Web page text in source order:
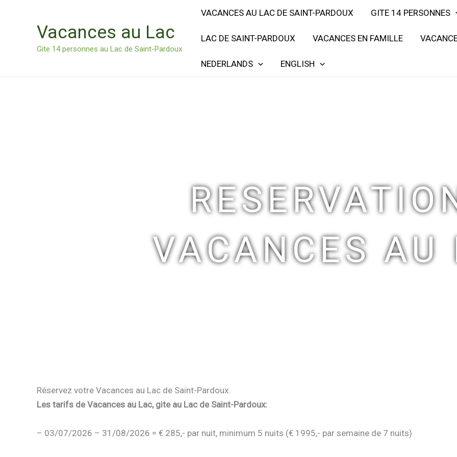
Vacances au Lac
Gite 14 personnes au Lac de Saint-Pardoux
VACANCES AU LAC DE SAINT-PARDOUX GITE 14 PERSONNES
LAC DE SAINT-PARDOUX VACANCES EN FAMILLE
NEDERLANDS ENGLISH
VACANCES AU
Réservez votre Vacances au Lac de Saint-Pardoux.
Les tarifs de Vacances au Lac, gite au Lac de Saint-Pardoux:
– 03/07/2026 – 31/08/2026 = € 285,- par nuit, minimum 5 nuits (€ 1995,- par semaine de 7 nuits)